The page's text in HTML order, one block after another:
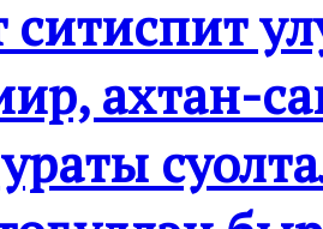
ситиспит
ахтан-